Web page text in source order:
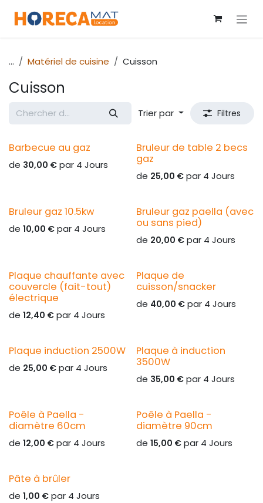
... Matériel de cuisine Cuisson
Cuisson
Trier par Filtres
Barbecue au gaz
de 30,00 € par 4 Jours
Bruleur de table 2 becs
gaz
de 25,00 € par 4 Jours
Bruleur gaz 10.5kw
de 10,00 € par 4 Jours
Bruleur gaz paella (avec
ou sans pied)
de 20,00 € par 4 Jours
Plaque chauffante avec
couvercle (fait-tout)
électrique
de 12,40 € par 4 Jours
Plaque de
cuisson/snacker
de 40,00 € par 4 Jours
Plaque induction 2500W
de 25,00 € par 4 Jours
Plaque à induction
3500W
de 35,00 € par 4 Jours
Poêle à Paella -
diamètre 60cm
de 12,00 € par 4 Jours
Poêle à Paella -
diamètre 90cm
de 15,00 € par 4 Jours
Pâte à brûler
de 1,00 € par 4 Jours